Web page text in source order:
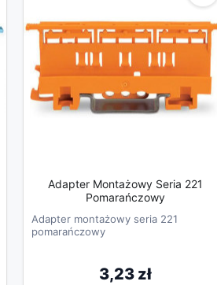
Adapter Montażowy Seria 221
Pomarańczowy
Adapter montażowy seria 221
pomarańczowy
3,23 zł